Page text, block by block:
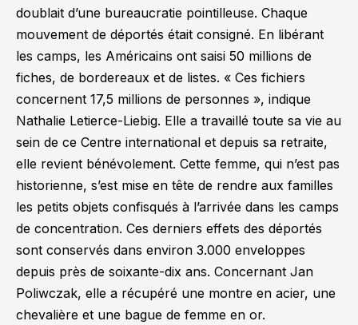
doublait d’une bureaucratie pointilleuse. Chaque
mouvement de déportés était consigné. En libérant
les camps, les Américains ont saisi 50 millions de
fiches, de bordereaux et de listes. « Ces fichiers
concernent 17,5 millions de personnes », indique
Nathalie Letierce-Liebig. Elle a travaillé toute sa vie au
sein de ce Centre international et depuis sa retraite,
elle revient bénévolement. Cette femme, qui n’est pas
historienne, s’est mise en tête de rendre aux familles
les petits objets confisqués à l’arrivée dans les camps
de concentration. Ces derniers effets des déportés
sont conservés dans environ 3.000 enveloppes
depuis près de soixante-dix ans. Concernant Jan
Poliwczak, elle a récupéré une montre en acier, une
chevalière et une bague de femme en or.